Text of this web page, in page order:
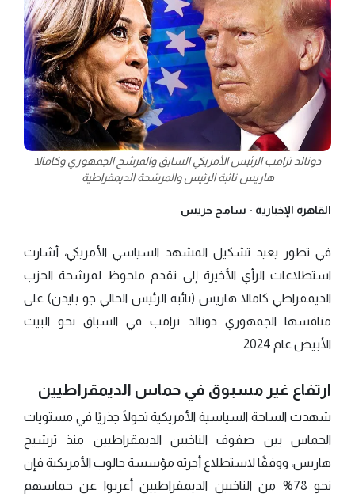
دونالد ترامب الرئيس الأمريكي السابق والمرشح الجمهوري وكامالا
هاريس نائبة الرئيس والمرشحة الديمقراطية
القاهرة الإخبارية - سامح جريس
في تطور يعيد تشكيل المشهد السياسي الأمريكي، أشارت
استطلاعات الرأي الأخيرة إلى تقدم ملحوظ لمرشحة الحزب
الديمقراطي كامالا هاريس (نائبة الرئيس الحالي جو بايدن) على
منافسها الجمهوري دونالد ترامب في السباق نحو البيت
الأبيض عام 2024.
ارتفاع غير مسبوق في حماس الديمقراطيين
شهدت الساحة السياسية الأمريكية تحولًا جذريًا في مستويات
الحماس بين صفوف الناخبين الديمقراطيين منذ ترشيح
هاريس، ووفقًا لاستطلاع أجرته مؤسسة جالوب الأمريكية فإن
نحو 78% من الناخبين الديمقراطيين أعربوا عن حماسهم